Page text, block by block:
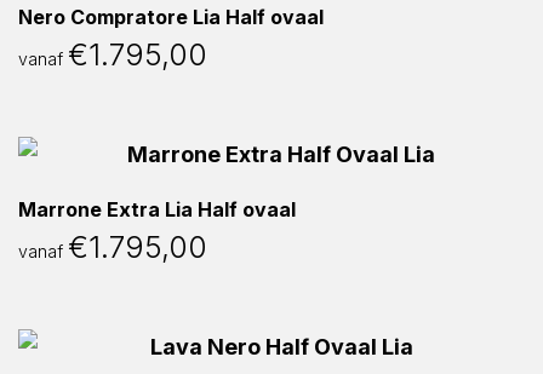
Nero Compratore Lia Half ovaal
vanaf €1.795,00
Marrone Extra Lia Half ovaal
vanaf €1.795,00